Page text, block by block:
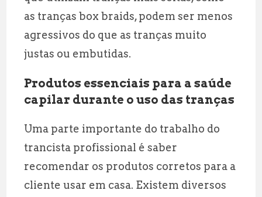
as tranças box braids, podem ser menos
agressivos do que as tranças muito
justas ou embutidas.
Produtos essenciais para a saúde
capilar durante o uso das tranças
Uma parte importante do trabalho do
trancista profissional é saber
recomendar os produtos corretos para a
cliente usar em casa. Existem diversos